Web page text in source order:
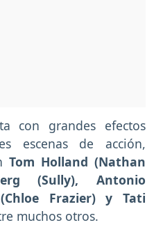
con grandes efectos
escenas de acción,
Tom Holland (Nathan
(Sully), Antonio
Frazier) y Tati
muchos otros.